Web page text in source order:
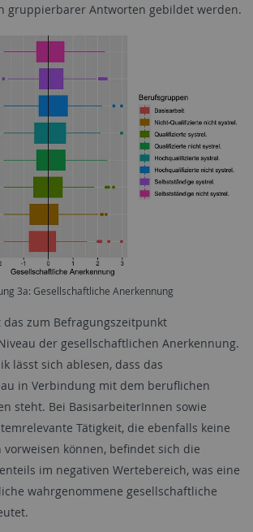
gruppierbarer Antworten gebildet werden.
3a: Gesellschaftliche Anerkennung
zum Befragungszeitpunkt
der gesellschaftlichen Anerkennung.
lässt sich ablesen, dass das
in Verbindung mit dem beruflichen
steht. Bei BasisarbeiterInnen sowie
Tätigkeit, die ebenfalls keine
können, befindet sich die
im negativen Wertebereich, was eine
wahrgenommene gesellschaftliche